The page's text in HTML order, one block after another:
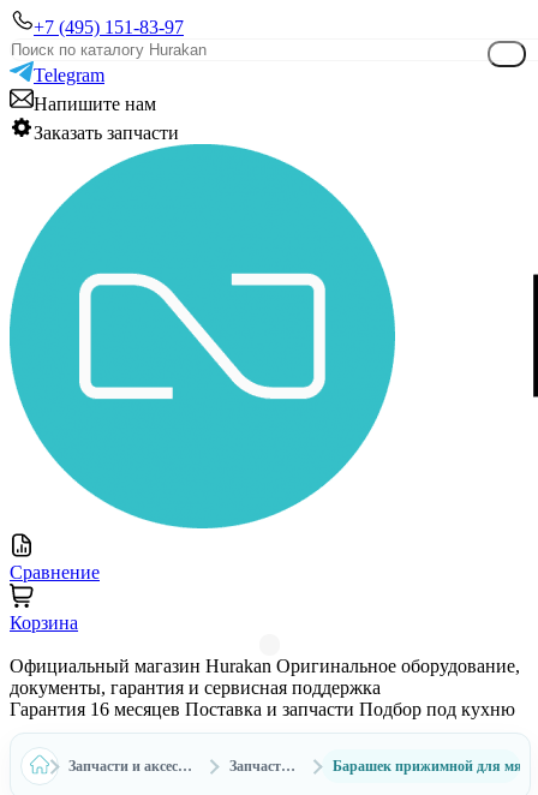
+7 (495) 151-83-97
Telegram
Напишите нам
Заказать запчасти
Сравнение
Корзина
Официальный магазин Hurakan Оригинальное оборудование,
документы, гарантия и сервисная поддержка
Гарантия 16 месяцев Поставка и запчасти Подбор под кухню
Запчасти и аксессуары Hurakan Запчасти Hurakan Барашек прижимной для